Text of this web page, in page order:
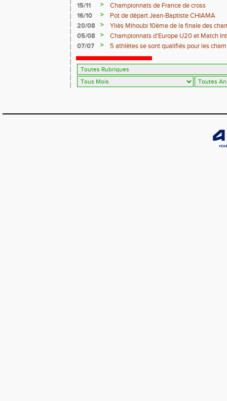
15/11
>
Championnats de France de cross
16/10
>
Pot de départ Jean-Baptiste CHIAMA
20/08
>
Yliès Mihoubi 10ème de la finale des
05/08
>
Championnats d'Europe U20 et Match
07/07
>
5 athlètes se sont qualifiés pour les